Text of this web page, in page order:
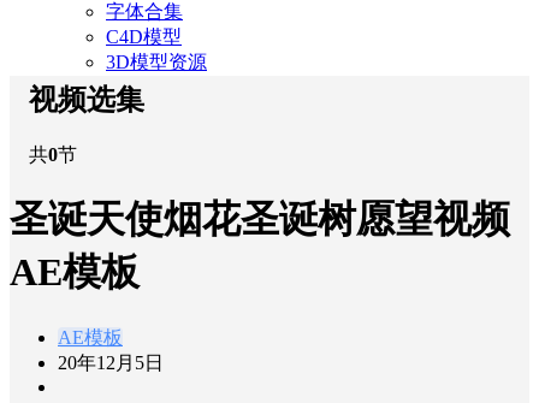
字体合集
C4D模型
3D模型资源
视频选集
共0节
圣诞天使烟花圣诞树愿望视频
AE模板
AE模板
20年12月5日